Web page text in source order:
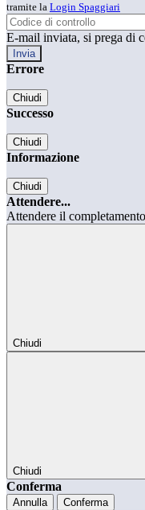
tramite la Login Spaggiari
E-mail inviata, si prega di
Errore
Chiudi
Successo
Chiudi
Informazione
Chiudi
Attendere...
Attendere il
Chiudi
Chiudi
Conferma
Annulla Conferma